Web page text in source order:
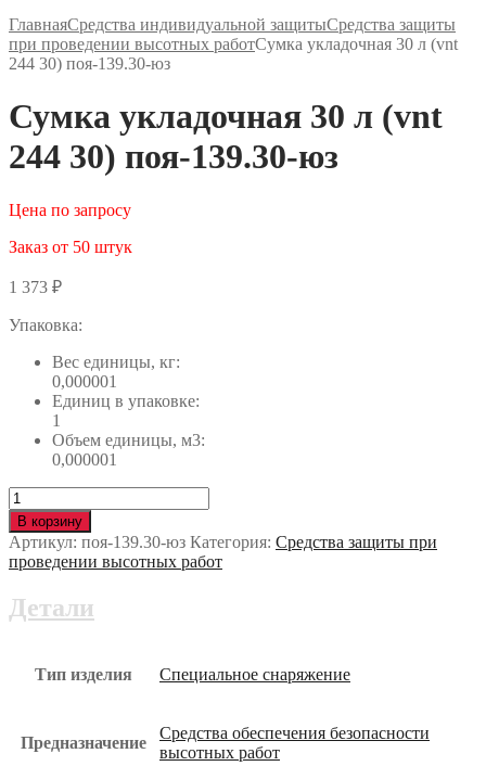
ГлавнаяСредства индивидуальной защитыСредства защиты
при проведении высотных работСумка укладочная 30 л (vnt
244 30) поя-139.30-юз
Сумка укладочная 30 л (vnt
244 30) поя-139.30-юз
Цена по запросу
Заказ от 50 штук
1 373 ₽
Упаковка:
Вес единицы, кг:
0,000001
Единиц в упаковке:
1
Объем единицы, м3:
0,000001
Количество
Сумка
укладочная
30
л
244
В корзину
Артикул: поя-139.30-юз Категория: Средства защиты при
проведении высотных работ
Детали
Тип изделия Специальное снаряжение
Предназначение
Средства обеспечения безопасности
высотных работ